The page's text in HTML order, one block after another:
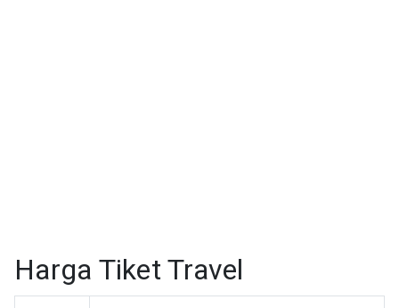
Harga Tiket Travel